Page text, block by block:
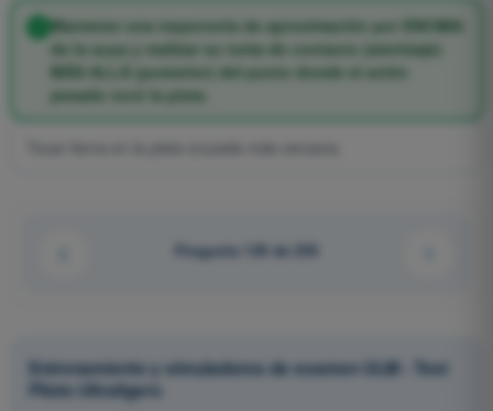
Mantener una trayectoria de aproximación por ENCIMA
de la suya y realizar su toma de contacto (aterrizaje)
MÁS ALLÁ (posterior) del punto donde el avión
pesado tocó la pista.
Pregunta 129 de 293
Entrenamiento y simuladores de examen ULM - Test
Piloto Ultraligero